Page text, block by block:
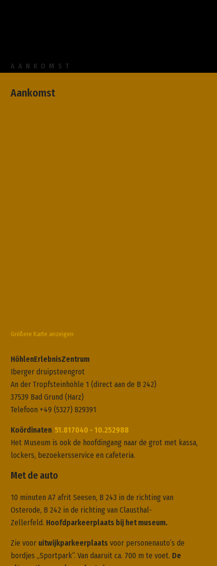
AANKOMST
Aankomst
Größere Karte anzeigen
HöhlenErlebnisZentrum
Iberger druipsteengrot
An der Tropfsteinhöhle 1 (direct aan de B 242)
37539 Bad Grund (Harz)
Telefoon +49 (5327) 829391
Koördinaten51.817040 - 10.252988
Het Museum is ook de hoofdingang naar de grot met kassa,
lockers, bezoekersservice en cafeteria.
Met de auto
10 minuten A7 afrit Seesen, B 243 in de richting van
Osterode, B 242 in de richting van Clausthal-
Zellerfeld. Hoofdparkeerplaats bij het museum.
Zie voor uitwijkparkeerplaats voor personenauto’s de
bordjes „Sportpark“. Van daaruit ca. 700 m te voet. De